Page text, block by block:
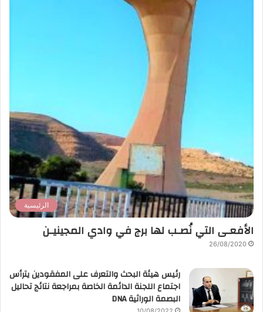
الرئيسية
الأفعـى التي نُصـب لها برج في وادي المجينيـن
26/08/2020
رئيس هيئة البحث والتعرف على المفقودين يترأس
اجتماع اللجنة الدائمة الخاصة بمراجعة نتائج تحاليل
البصمة الوراثية DNA